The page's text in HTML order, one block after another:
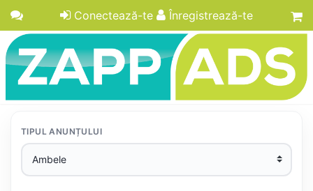
Conectează-te Înregistrează-te
TIPUL ANUNȚULUI